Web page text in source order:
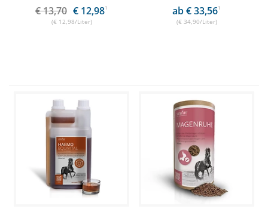
€ 13,70 € 12,981
(€ 12,98/Liter)
ab € 33,561
(€ 34,90/Liter)